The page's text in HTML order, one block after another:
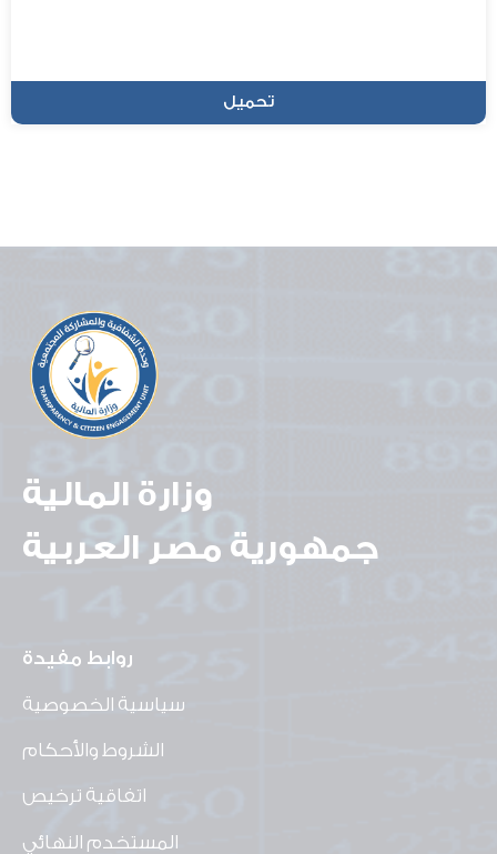
تحميل
وزارة المالية
جمهورية مصر العربية
روابط مفيدة
سياسية الخصوصية
الشروط والأحكام
اتفاقية ترخيص
المستخدم النهائي